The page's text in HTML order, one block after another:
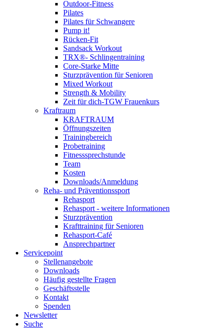
Outdoor-Fitness
Pilates
Pilates für Schwangere
Pump it!
Rücken-Fit
Sandsack Workout
TRX®- Schlingentraining
Core-Starke Mitte
Sturzprävention für Senioren
Mixed Workout
Strength & Mobility
Zeit für dich-TGW Frauenkurs
Kraftraum
KRAFTRAUM
Öffnungszeiten
Trainingbereich
Probetraining
Fitnesssprechstunde
Team
Kosten
Downloads/Anmeldung
Reha- und Präventionssport
Rehasport
Rehasport - weitere Informationen
Sturzprävention
Krafttraining für Senioren
Rehasport-Café
Ansprechpartner
Servicepoint
Stellenangebote
Downloads
Häufig gestellte Fragen
Geschäftsstelle
Kontakt
Spenden
Newsletter
Suche